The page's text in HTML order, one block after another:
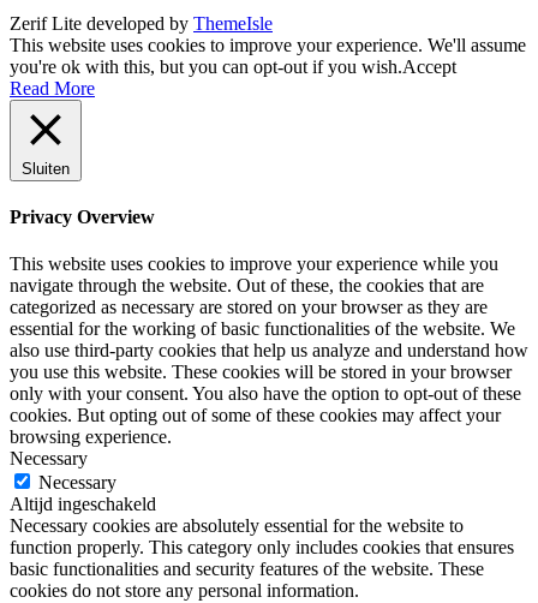
Zerif Lite developed by ThemeIsle
This website uses cookies to improve your experience. We'll assume
you're ok with this, but you can opt-out if you wish.Accept
Read More
Sluiten
Privacy Overview
This website uses cookies to improve your experience while you
navigate through the website. Out of these, the cookies that are
categorized as necessary are stored on your browser as they are
essential for the working of basic functionalities of the website. We
also use third-party cookies that help us analyze and understand how
you use this website. These cookies will be stored in your browser
only with your consent. You also have the option to opt-out of these
cookies. But opting out of some of these cookies may affect your
browsing experience.
Necessary
Necessary
Altijd ingeschakeld
Necessary cookies are absolutely essential for the website to
function properly. This category only includes cookies that ensures
basic functionalities and security features of the website. These
cookies do not store any personal information.